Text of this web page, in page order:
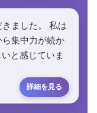
ました。 私は
集中力が続か
と感じていま